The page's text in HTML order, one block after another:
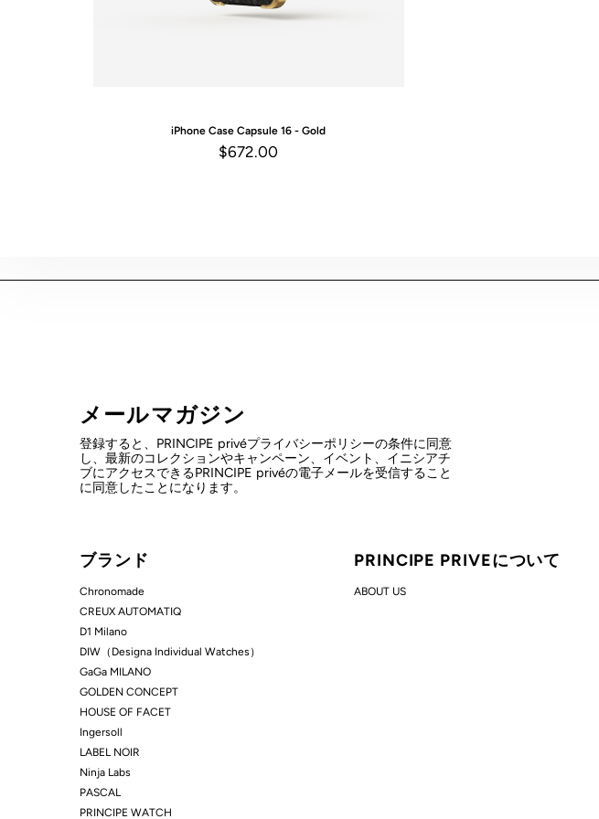
iPhone CaseCapsule 16 - Gold
$672.00
メールマガジン
登録すると、PRINCIPE privéプライバシーポリシーの条件に同意
し、最新のコレクションやキャンペーン、イベント、イニシアチ
ブにアクセスできるPRINCIPE privéの電子メールを受信すること
に同意したことになります。
ブランド
Chronomade
CREUX AUTOMATIQ
D1 Milano
DIW（Designa Individual Watches）
GaGa MILANO
GOLDEN CONCEPT
HOUSE OF FACET
Ingersoll
LABEL NOIR
Ninja Labs
PASCAL
PRINCIPE WATCH
PRINCIPE PRIVEについて
ABOUT US